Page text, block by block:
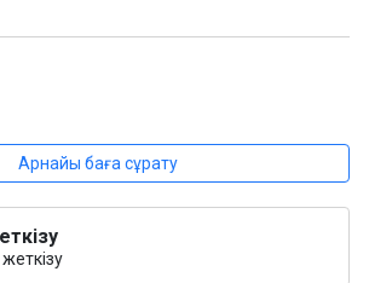
Арнайы баға сұрату